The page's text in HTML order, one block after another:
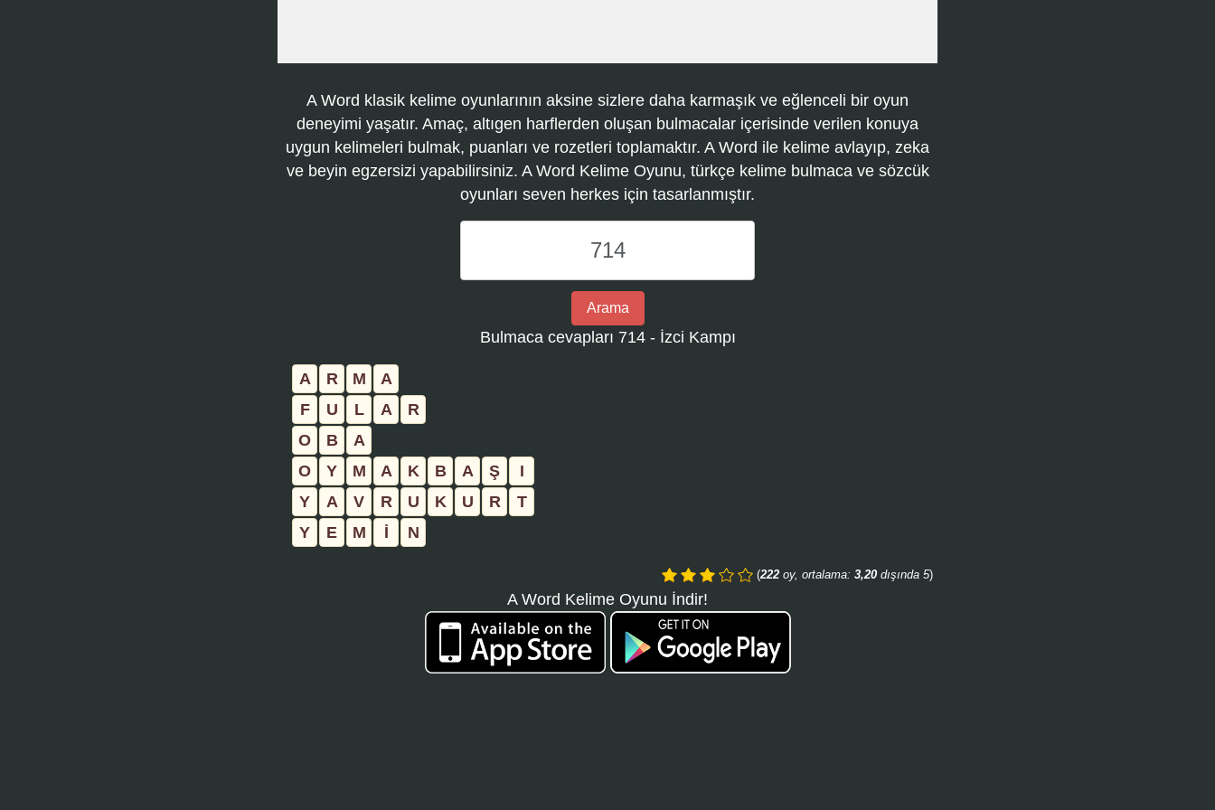
A Word klasik kelime oyunlarının aksine sizlere daha karmaşık ve eğlenceli bir oyun
deneyimi yaşatır. Amaç, altıgen harflerden oluşan bulmacalar içerisinde verilen konuya
uygun kelimeleri bulmak, puanları ve rozetleri toplamaktır. A Word ile kelime avlayıp, zeka
ve beyin egzersizi yapabilirsiniz. A Word Kelime Oyunu, türkçe kelime bulmaca ve sözcük
oyunları seven herkes için tasarlanmıştır.
Word
Kelime
Oyunu
bulmaca
numarasını
Arama
Bulmaca cevapları 714 - İzci Kampı
A R M
A
F
U L A
R
O
B
A
O
Y M A K B A Ş
I
Y
A V R U K U R
T
Y
E M İ N
(222 oy, ortalama: 3,20 dışında 5)
A Word Kelime Oyunu İndir!